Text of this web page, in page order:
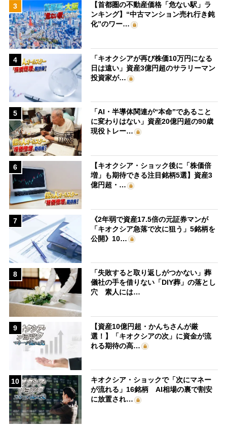
3
【首都圏の不動産価格「危ない駅」ラ
ンキング】“中古マンション売れ行き鈍
化”のワー…
4
「キオクシアが再び株価10万円になる
日は遠い」資産3億円超のサラリーマン
投資家が…
5
「AI・半導体関連が“本命”であること
に変わりはない」資産20億円超の90歳
現役トレー…
6
【キオクシア・ショック後に「株価倍
増」も期待できる注目銘柄5選】資産3
億円超・…
7
《2年弱で資産17.5倍の元証券マンが
「キオクシア急落で次に狙う」5銘柄を
公開》10…
8
「失敗すると取り返しがつかない」葬
儀社の手を借りない「DIY葬」の落とし
穴 素人には…
9
【資産10億円超・かんちさんが厳
選！】「キオクシアの次」に資金が流
れる期待の高…
10
キオクシア・ショックで「次にマネー
が流れる」16銘柄 AI相場の裏で割安
に放置され…